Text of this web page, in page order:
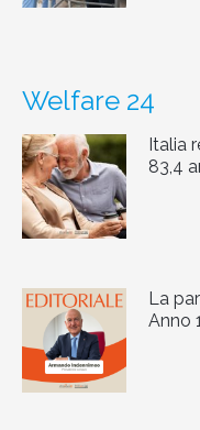
Welfare 24
Italia
83,4
La
Anno